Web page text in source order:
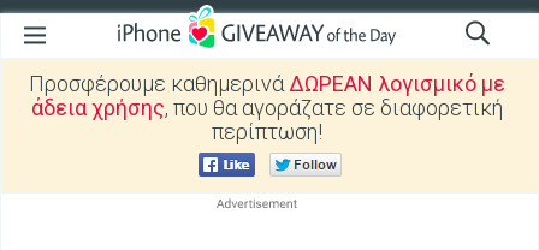
Προσφέρουμε καθημερινά ΔΩΡΕΑΝ λογισμικό με
άδεια χρήσης, που θα αγοράζατε σε διαφορετική
περίπτωση!